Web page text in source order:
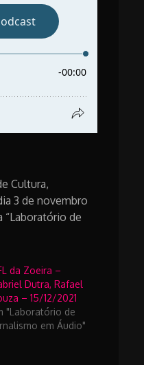
Cultura,
3 de novembro
“Laboratório de
da Zoeira –
Dutra, Rafael
– 15/12/2021
"Laboratório de
em Áudio"